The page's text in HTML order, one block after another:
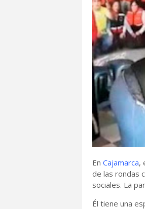
En Cajamarca,
de las rondas
sociales. La
Él tiene una